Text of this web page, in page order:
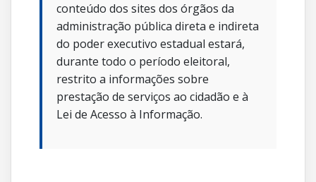
conteúdo dos sites dos órgãos da
administração pública direta e indireta
do poder executivo estadual estará,
durante todo o período eleitoral,
restrito a informações sobre
prestação de serviços ao cidadão e à
Lei de Acesso à Informação.